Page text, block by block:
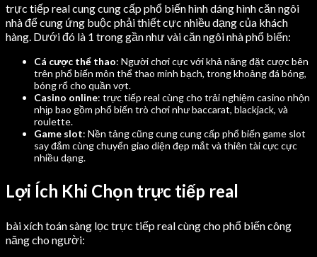
trực tiếp real cung cung cấp phổ biến hình dáng hình căn ngôi
nhà để cung ứng buộc phải thiết cực nhiều dạng của khách
hàng. Dưới đó là 1 trong gần như vài căn ngôi nhà phổ biến:
Cá cược thể thao: Người chơi cực với khả năng đặt cược bên
trên phổ biến môn thể thao minh bạch, trong khoảng đá bóng,
bóng rổ cho quần vợt.
Casino online: trực tiếp real cùng cho trải nghiệm casino nhộn
nhịp bao gồm phổ biến trò chơi như baccarat, blackjack, và
roulette.
Game slot: Nền tảng cũng cung cung cấp phổ biến game slot
say đắm cùng chuyển giao diện đẹp mắt và thiên tài cực cực
nhiều dạng.
Lợi Ích Khi Chọn trực tiếp real
bài xích toán sàng lọc trực tiếp real cùng cho phổ biến công
năng cho người: